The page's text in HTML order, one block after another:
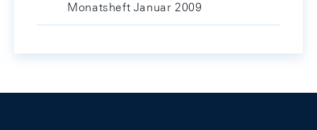
Monatsheft Januar 2009